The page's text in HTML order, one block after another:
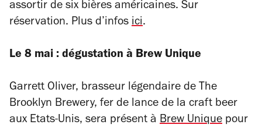
assortir de six bières américaines. Sur
réservation. Plus d’infos ici.
Le 8 mai : dégustation à Brew Unique
Garrett Oliver, brasseur légendaire de The
Brooklyn Brewery, fer de lance de la craft beer
aux Etats-Unis, sera présent à Brew Unique pour